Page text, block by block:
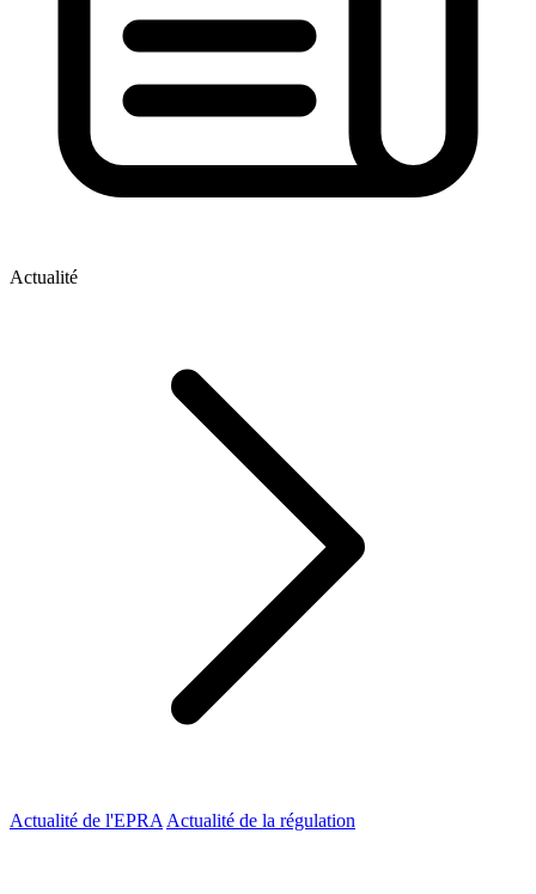
Actualité
Actualité de l'EPRA Actualité de la régulation